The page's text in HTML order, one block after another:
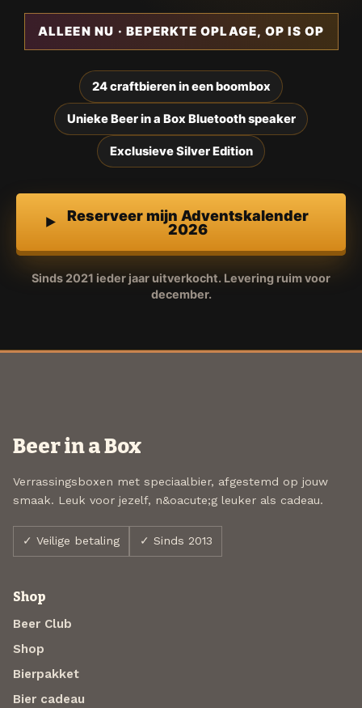
ALLEEN NU · BEPERKTE OPLAGE, OP IS OP
24 craftbieren in een boombox
Unieke Beer in a Box Bluetooth speaker
Exclusieve Silver Edition
Reserveer mijn Adventskalender
2026
Sinds 2021 ieder jaar uitverkocht. Levering ruim voor
december.
Beer in a Box
Verrassingsboxen met speciaalbier, afgestemd op jouw
smaak. Leuk voor jezelf, n&oacute;g leuker als cadeau.
✓ Veilige betaling ✓ Sinds 2013
Shop
Beer Club
Shop
Bierpakket
Bier cadeau